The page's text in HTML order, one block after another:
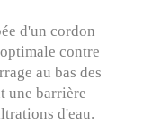
d'un cordon
contre
au bas des
une barrière
d'eau.